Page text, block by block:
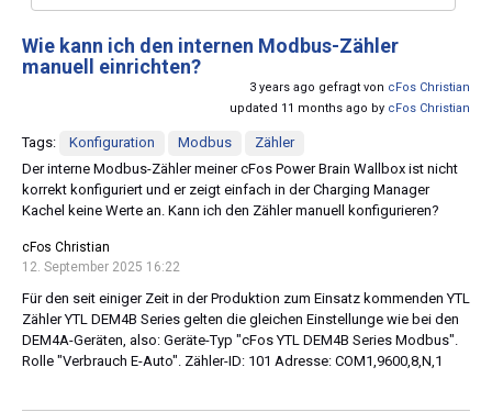
Wie kann ich den internen Modbus-Zähler
manuell einrichten?
3 years ago gefragt von cFos Christian
updated 11 months ago by cFos Christian
Tags: Konfiguration Modbus
Zähler
Der interne Modbus-Zähler meiner cFos Power Brain Wallbox ist nicht
korrekt konfiguriert und er zeigt einfach in der Charging Manager
Kachel keine Werte an. Kann ich den Zähler manuell konfigurieren?
cFos Christian
12. September 2025 16:22
Für den seit einiger Zeit in der Produktion zum Einsatz kommenden YTL
Zähler YTL DEM4B Series gelten die gleichen Einstellunge wie bei den
DEM4A-Geräten, also: Geräte-Typ "cFos YTL DEM4B Series Modbus".
Rolle "Verbrauch E-Auto". Zähler-ID: 101 Adresse: COM1,9600,8,N,1